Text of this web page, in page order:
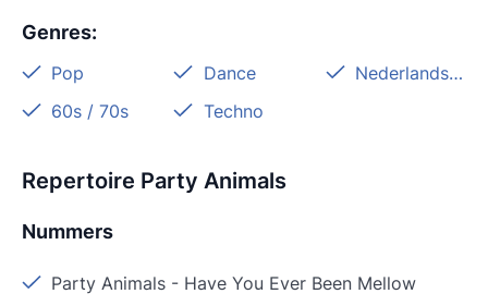
Genres:
Pop Dance
Nederlandstalig
60s / 70s
Techno
Repertoire Party Animals
Nummers
Party Animals - Have You Ever Been Mellow